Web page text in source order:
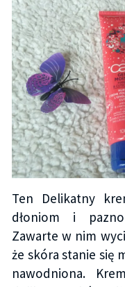
Ten Delikatny
dłoniom i
Zawarte w nim
że skóra stanie się
nawodniona.